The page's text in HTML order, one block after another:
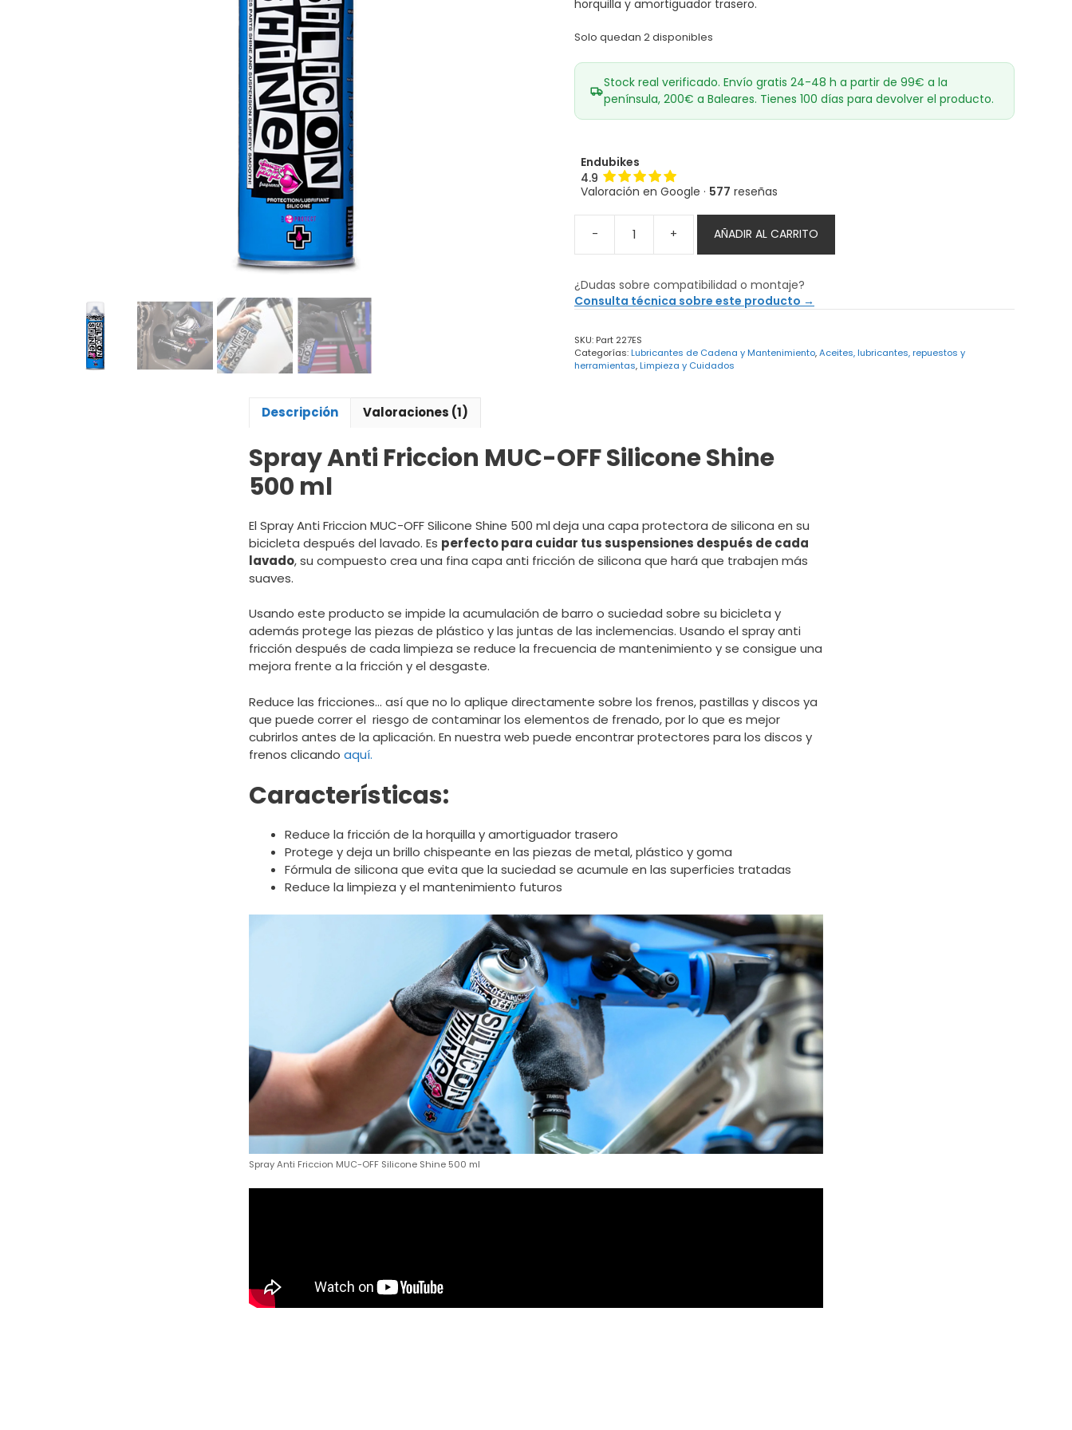
horquilla y amortiguador trasero.
Solo quedan 2 disponibles
Stock real verificado. Envío gratis 24-48 h a partir de 99€ a la
península, 200€ a Baleares. Tienes 100 días para devolver el producto.
Endubikes
4.9
Valoración en Google · 577 reseñas
-
Anti
MUC-
OFF
Shine
500
+ AÑADIR AL CARRITO
¿Dudas sobre compatibilidad o montaje?
Consulta técnica sobre este producto →
SKU: Part 227ES
Categorías:Lubricantes de Cadena y Mantenimiento,Aceites, lubricantes, repuestos y
herramientas,Limpieza y Cuidados
Descripción Valoraciones (1)
Spray Anti Friccion MUC-OFF Silicone Shine
500 ml
El Spray Anti Friccion MUC-OFF Silicone Shine 500 mldeja una capa protectora de silicona en su
bicicleta después del lavado. Es perfecto para cuidar tus suspensiones después de cada
lavado, su compuesto crea una fina capa anti fricción de silicona que hará que trabajen más
suaves.
Usando este producto se impide la acumulación de barro o suciedad sobre su bicicleta y
además protege las piezas de plástico y las juntas de las inclemencias. Usando el spray anti
fricción después de cada limpieza se reduce la frecuencia de mantenimiento y se consigue una
mejora frente a la fricción y el desgaste.
Reduce las fricciones… así que no lo aplique directamente sobre los frenos, pastillas y discos ya
que puede correr el riesgo de contaminar los elementos de frenado, por lo que es mejor
cubrirlos antes de la aplicación. En nuestra web puede encontrar protectores para los discos y
frenos clicando aquí.
Características:
Reduce la fricción de la horquilla y amortiguador trasero
Protege y deja un brillo chispeante en las piezas de metal, plástico y goma
Fórmula de silicona que evita que la suciedad se acumule en las superficies tratadas
Reduce la limpieza y el mantenimiento futuros
Spray Anti Friccion MUC-OFF Silicone Shine 500 ml